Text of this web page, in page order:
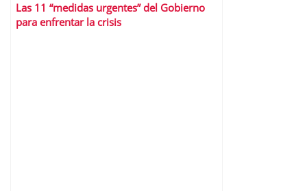
Las 11 “medidas urgentes” del Gobierno
para enfrentar la crisis